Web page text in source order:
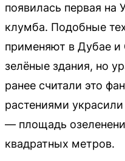
появилась первая на
клумба. Подобные
применяют в Дубае и
зелёные здания, но
ранее считали это
растениями украсили
— площадь
квадратных метров.